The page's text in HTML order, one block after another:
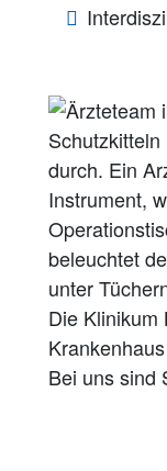
Die Klinikum
Bei uns sind